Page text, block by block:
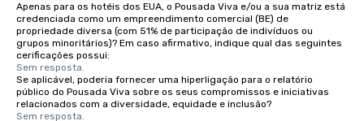
Apenas para os hotéis dos EUA, o Pousada Viva e/ou a sua matriz está
credenciada como um empreendimento comercial (BE) de
propriedade diversa (com 51% de participação de indivíduos ou
grupos minoritários)? Em caso afirmativo, indique qual das seguintes
cerificações possui:
Sem resposta.
Se aplicável, poderia fornecer uma hiperligação para o relatório
público do Pousada Viva sobre os seus compromissos e iniciativas
relacionados com a diversidade, equidade e inclusão?
Sem resposta.